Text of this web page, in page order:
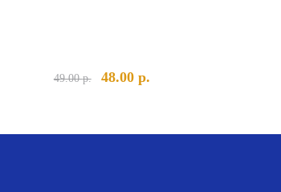
49.00р.
Первоначальная
49.00 р..
48.00 р.